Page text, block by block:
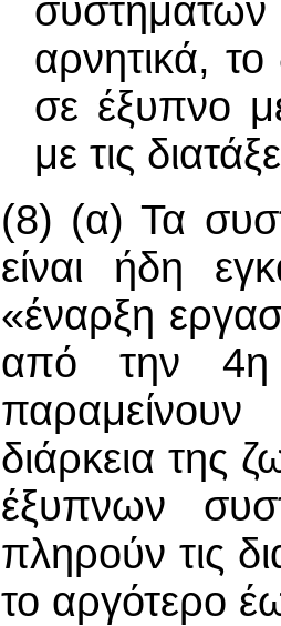
αρνητικά,
σε έξυπνο
με τις
(8) (α) Τα
είναι ήδη
«έναρξη
από την 4η
διάρκεια της
έξυπνων
πληρούν τις
το αργότερο